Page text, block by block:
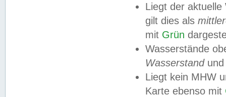
Liegt der
gilt dies als
mit Grün
Wasserstände
Wasserstandund
Liegt kein MHW
Karte ebenso mit